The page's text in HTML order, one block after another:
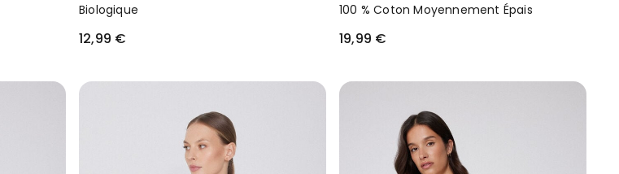
Biologique
12,99 €
100 % Coton Moyennement Épais
19,99 €